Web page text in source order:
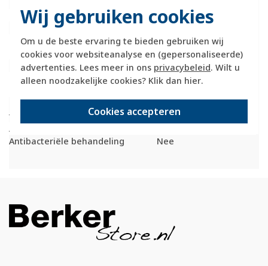
Wij gebruiken cookies
Om u de beste ervaring te bieden gebruiken wij
cookies voor websiteanalyse en (gepersonaliseerde)
advertenties. Lees meer in ons privacybeleid. Wilt u
alleen noodzakelijke cookies? Klik dan hier.
Cookies accepteren
RAL-nummer (vergelijkbaar)
9010
Met indicatieveld
Met verwisselbare
lens/symbool
Nee
Uitvoering oppervlakte
Mat
Geschikt voor
IP20
toetsaansluiting
Aftastsymbool / barrièrevrij
Antibacteriële behandeling
Nee